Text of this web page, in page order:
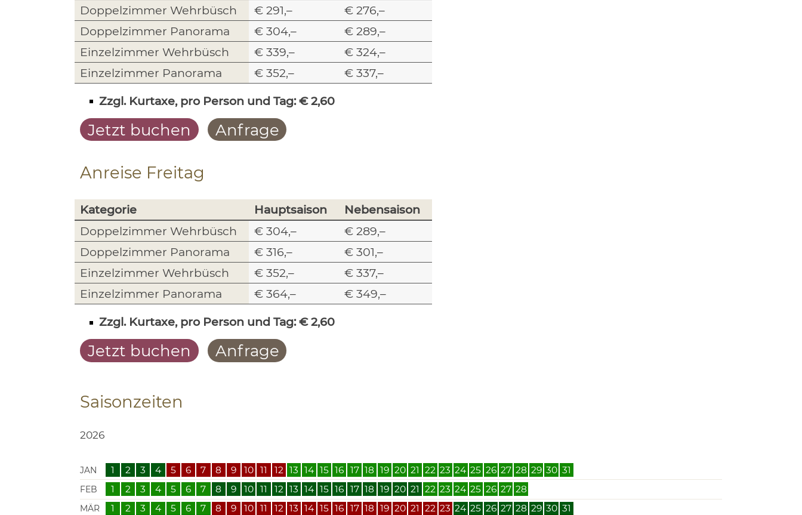
Doppelzimmer Wehrbüsch
€ 291,–
€ 276,–
Doppelzimmer Panorama
€ 304,–
€ 289,–
Einzelzimmer Wehrbüsch
€ 339,–
€ 324,–
Einzelzimmer Panorama
€ 352,–
€ 337,–
Zzgl. Kurtaxe, pro Person und Tag: € 2,60
Jetzt buchen Anfrage
Anreise Freitag
Kategorie Hauptsaison
Nebensaison
Doppelzimmer Wehrbüsch
€ 304,–
€ 289,–
Doppelzimmer Panorama
€ 316,–
€ 301,–
Einzelzimmer Wehrbüsch
€ 352,–
€ 337,–
Einzelzimmer Panorama
€ 364,–
€ 349,–
Zzgl. Kurtaxe, pro Person und Tag: € 2,60
Jetzt buchen Anfrage
Saisonzeiten
2026
JAN 1 2 3 4 5 6 7 8 9 10 11 12 13 14 15 16 17 18 19 20 21 22 23 24 25 26 27 28 29 30 31
FEB 1 2 3 4 5 6 7 8 9 10 11 12 13 14 15 16 17 18 19 20 21 22 23 24 25 26 27 28
MÄR 1 2 3 4 5 6 7 8 9 10 11 12 13 14 15 16 17 18 19 20 21 22 23 24 25 26 27 28 29 30 31